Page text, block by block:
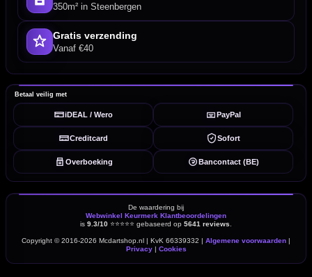
350m² in Steenbergen
Gratis verzending
Vanaf €40
Betaal veilig met
iDEAL / Wero PayPal
Creditcard Sofort
Overboeking Bancontact (BE)
De waardering bij
Webwinkel Keurmerk Klantbeoordelingen
is 9.3/10 ⭐⭐⭐⭐⭐ gebaseerd op 5641 reviews
Copyright © 2016-2026 Mcdartshop.nl | KvK 66339332 | Algemene voorwaarden |
Privacy| Cookies